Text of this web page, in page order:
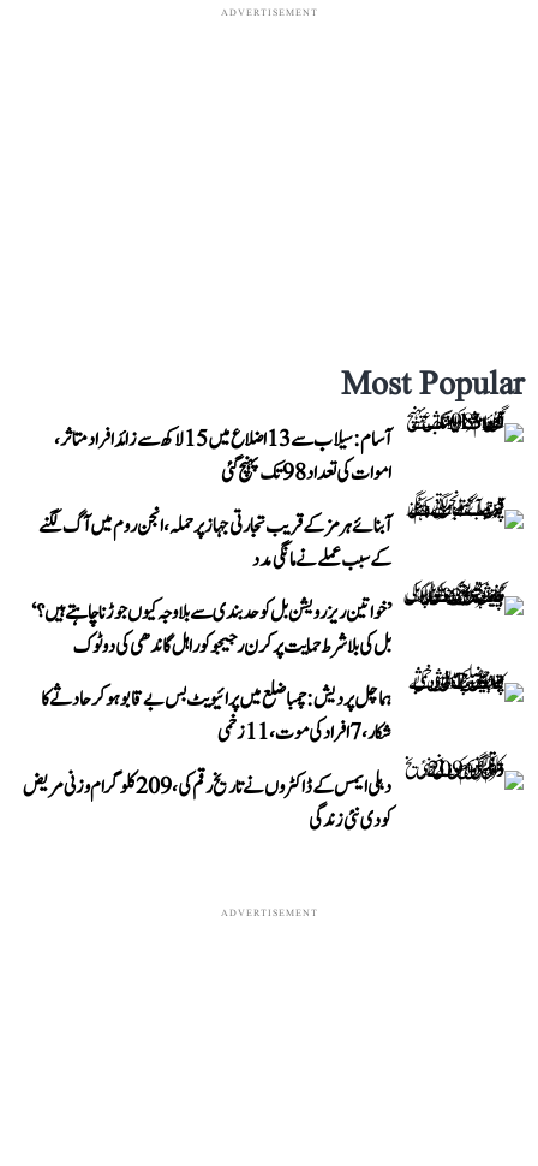
ADVERTISEMENT
Most Popular
آسام: سیلاب سے 13 اضلاع میں 15 لاکھ سے زائد افراد متاثر،
اموات کی تعداد 98 تک پہنچ گئی
آبنائے ہرمز کے قریب تجارتی جہاز پر حملہ، انجن روم میں آگ لگنے
کے سبب عملے نے مانگی مدد
’خواتین ریزرویشن بل کو حدبندی سے بلا وجہ کیوں جوڑنا چاہتے ہیں؟‘
بل کی بلا شرط حمایت پر کرن رجیجو کو راہل گاندھی کی دوٹوک
ہماچل پردیش: چمبا ضلع میں پرائیویٹ بس بے قابو ہوکر حادثے کا
شکار، 7 افراد کی موت، 11 زخمی
دہلی ایمس کے ڈاکٹروں نے تاریخ رقم کی، 209 کلوگرام وزنی مریض
کو دی نئی زندگی
ADVERTISEMENT